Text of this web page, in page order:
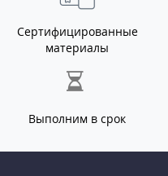
Сертифицированные
материалы
Выполним в срок